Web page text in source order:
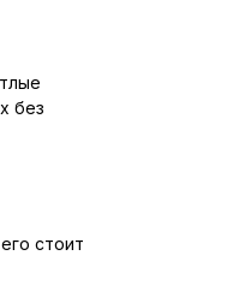
без
стоит